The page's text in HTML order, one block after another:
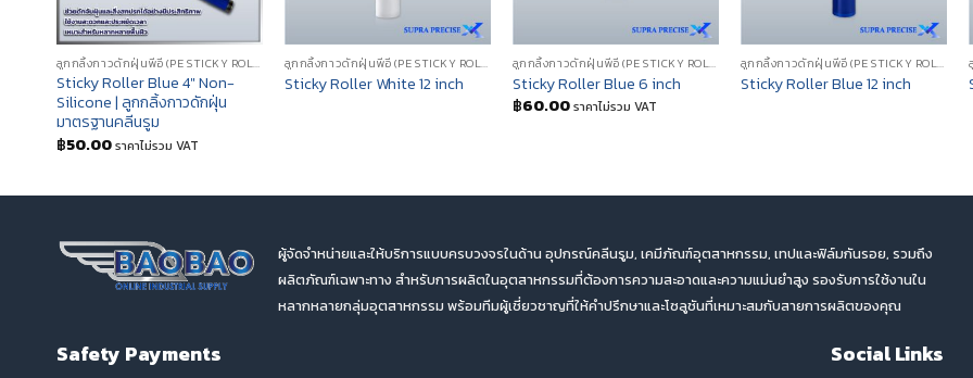
ลูกกลิ้งกาวดักฝุ่นพีอี (PE STICKY ROLLER)
Sticky Roller Blue 4″ Non-
Silicone | ลูกกลิ้งกาวดักฝุ่น
มาตรฐานคลีนรูม
฿50.00ราคาไม่รวม VAT
ลูกกลิ้งกาวดักฝุ่นพีอี (PE STICKY ROLLER)
Sticky Roller White 12 inch
ลูกกลิ้งกาวดักฝุ่นพีอี (PE STICKY ROLLER)
Sticky Roller Blue 6 inch
฿60.00ราคาไม่รวม VAT
ลูกกลิ้งกาวดักฝุ่นพีอี (PE STICKY ROLLER)
Sticky Roller Blue 12 inch
ผู้จัดจำหน่ายและให้บริการแบบครบวงจรในด้าน อุปกรณ์คลีนรูม, เคมีภัณฑ์อุตสาหกรรม, เทปและฟิล์มกันรอย, รวมถึง
ผลิตภัณฑ์เฉพาะทาง สำหรับการผลิตในอุตสาหกรรมที่ต้องการความสะอาดและความแม่นยำสูง รองรับการใช้งานใน
หลากหลายกลุ่มอุตสาหกรรม พร้อมทีมผู้เชี่ยวชาญที่ให้คำปรึกษาและโซลูชันที่เหมาะสมกับสายการผลิตของคุณ
Safety Payments Social Links